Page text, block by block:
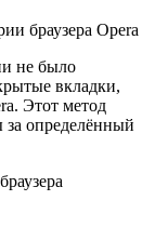
не было
вкладки,
Этот метод
за определённый